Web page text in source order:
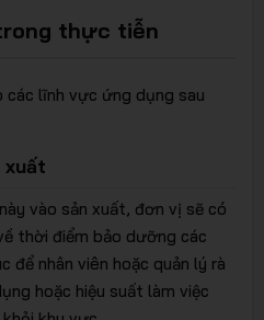
thực tiễn
các lĩnh vực ứng dụng sau
xuất
vào sản xuất, đơn vị sẽ có
thời điểm bảo dưỡng các
để nhân viên hoặc quản lý rà
hoặc hiệu suất làm việc